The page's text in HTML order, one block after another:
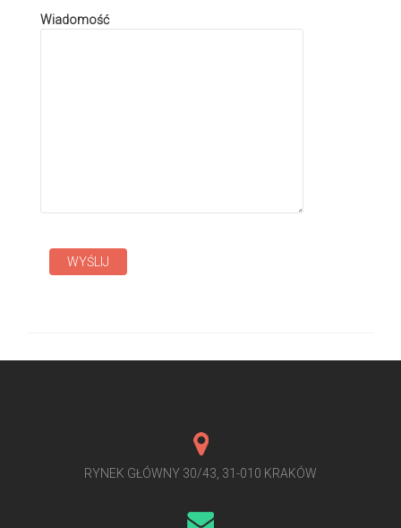
Wiadomość
RYNEK GŁÓWNY 30/43, 31-010 KRAKÓW